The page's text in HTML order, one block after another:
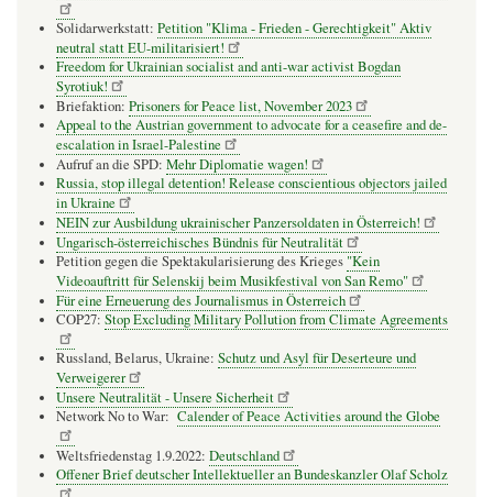
Solidarwerkstatt: Petition "Klima - Frieden - Gerechtigkeit" Aktiv
neutral statt EU-militarisiert!
Freedom for Ukrainian socialist and anti-war activist Bogdan
Syrotiuk!
Briefaktion: Prisoners for Peace list, November 2023
Appeal to the Austrian government to advocate for a ceasefire and de-
escalation in Israel-Palestine
Aufruf an die SPD: Mehr Diplomatie wagen!
Russia, stop illegal detention! Release conscientious objectors jailed
in Ukraine
NEIN zur Ausbildung ukrainischer Panzersoldaten in Österreich!
Ungarisch-österreichisches Bündnis für Neutralität
Petition gegen die Spektakularisierung des Krieges "Kein
Videoauftritt für Selenskij beim Musikfestival von San Remo"
Für eine Erneuerung des Journalismus in Österreich
COP27: Stop Excluding Military Pollution from Climate Agreements
Russland, Belarus, Ukraine: Schutz und Asyl für Deserteure und
Verweigerer
Unsere Neutralität - Unsere Sicherheit
Network No to War: Calender of Peace Activities around the Globe
Weltsfriedenstag 1.9.2022: Deutschland
Offener Brief deutscher Intellektueller an Bundeskanzler Olaf Scholz